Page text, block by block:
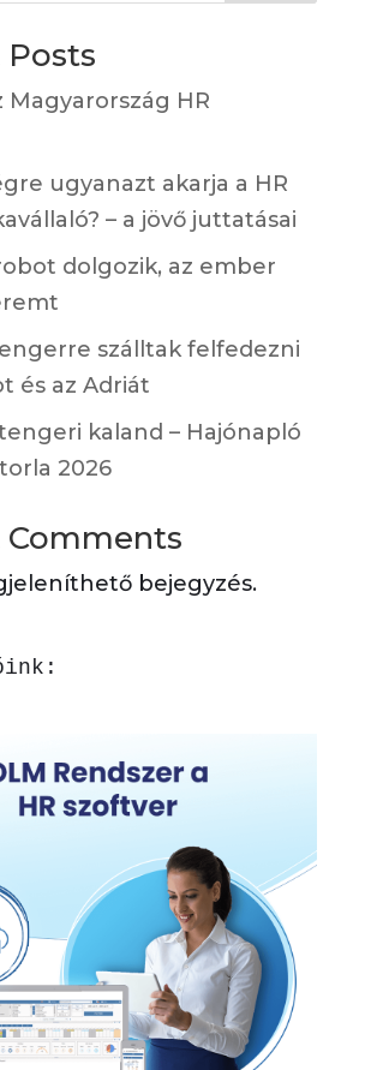
Posts
Magyarország HR
ugyanazt akarja a HR
– a jövő juttatásai
dolgozik, az ember
szálltak felfedezni
és az Adriát
kaland – Hajónapló
2026
Comments
bejegyzés.